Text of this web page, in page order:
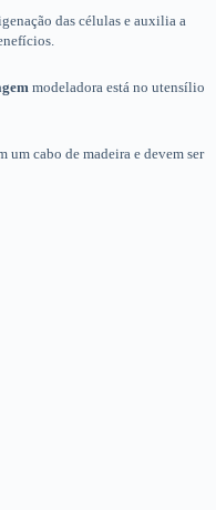
das células e auxilia a
modeladora está no utensílio
um cabo de madeira e devem ser